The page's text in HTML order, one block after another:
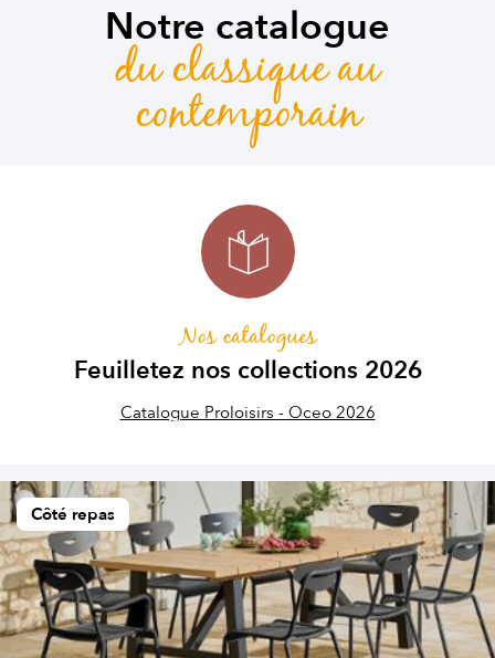
Notre catalogue
du classique au
contemporain
Nos catalogues
Feuilletez nos collections 2026
Catalogue Proloisirs - Oceo 2026
Côté repas